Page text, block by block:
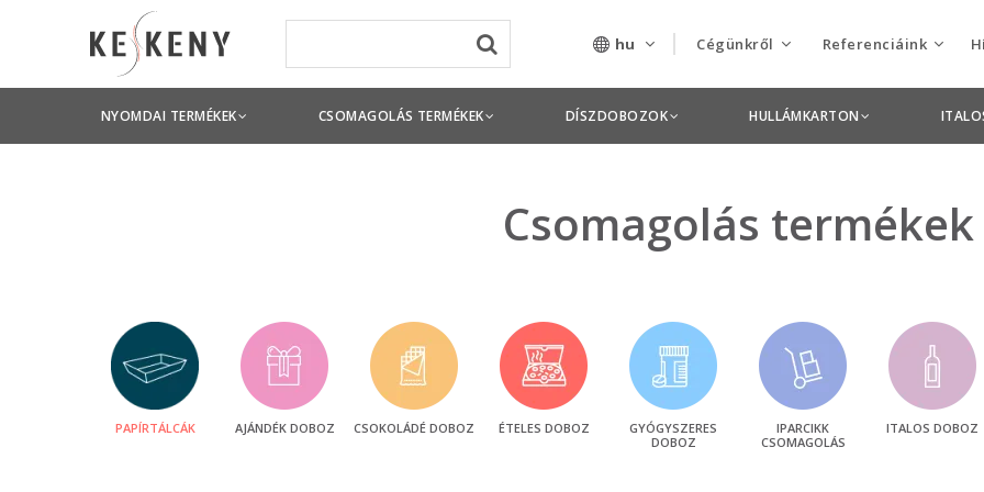
hu Cégünkről
Rólunk
állások
Termékdíj
nyilatkozatok
Pályázatok
Referenciáink
Csomagolás termékek
NYOMDAI TERMÉKEK CSOMAGOLÁS TERMÉKEK DÍSZDOBOZOK HULLÁMKARTON
Csomagolás termékek
PAPÍRTÁLCÁK AJÁNDÉK DOBOZ CSOKOLÁDÉ DOBOZ ÉTELES DOBOZ
GYÓGYSZERES
DOBOZ
IPARCIKK
CSOMAGOLÁS
ITALOS DOBOZ